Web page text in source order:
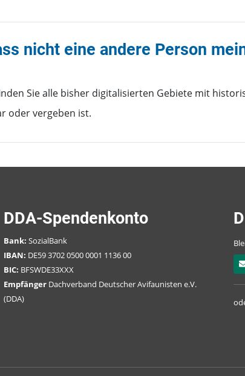
nicht eine andere Person
Sie alle bisher digitalisierten Gebiete mit
oder vergeben ist.
DDA-Spendenkonto
Bank: SozialBank
IBAN: DE59 3702 0500 0001 1136 00
BIC: BFSWDE33XXX
Empfänger Dachverband Deutscher Avifaunisten e.V.
(DDA)